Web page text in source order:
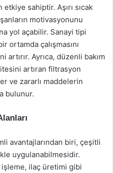
sahiptir. Aşırı sıcak
motivasyonunu
yol açabilir. Sanayi tipi
ortamda çalışmasını
Ayrıca, düzenli bakım
artıran filtrasyon
ve zararlı maddelerin
bulunur.
avantajlarından biri, çeşitli
uygulanabilmesidir.
işleme, ilaç üretimi gibi